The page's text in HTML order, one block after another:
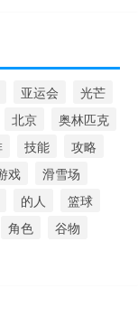
亚运会
光芒
北京
奥林匹克
技能
攻略
戏
滑雪场
的人
篮球
角色
谷物